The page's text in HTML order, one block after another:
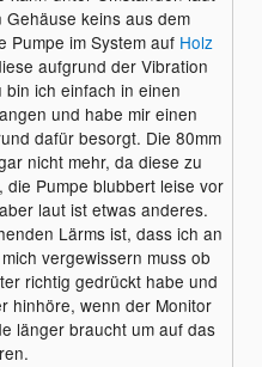
keins aus dem
Pumpe im System auf Holz
aufgrund der Vibration
ich einfach in einen
und habe mir einen
dafür besorgt. Die 80mm
nicht mehr, da diese zu
die Pumpe blubbert leise vor
laut ist etwas anderes.
Lärms ist, dass ich an
vergewissern muss ob
richtig gedrückt habe und
hinhöre, wenn der Monitor
länger braucht um auf das